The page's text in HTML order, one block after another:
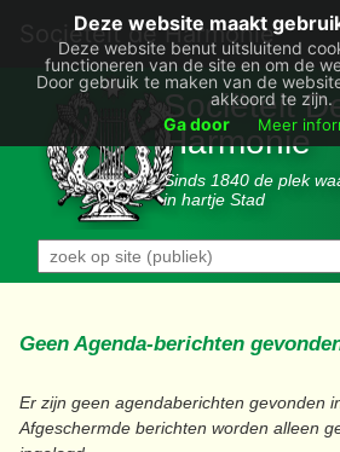
Deze website maakt
Deze website benut uitsluitend
functioneren van de site en om de
Door gebruik te maken van de
akkoord te zijn.
Ga door
Meer
Societëit de Harmonie
Sociëteit
Harmonie
Sinds 1840 de plek
in hartje Stad
Geen Agenda-berichten
Er zijn geen agendaberichten gevonden
Afgeschermde berichten worden alleen